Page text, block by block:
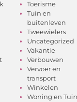
Toerisme
Tuin en
buitenleven
Tweewielers
Uncategorized
Vakantie
Verbouwen
Vervoer en
transport
Winkelen
Woning en Tuin